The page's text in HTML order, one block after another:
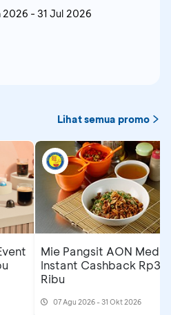
2026 - 31 Jul 2026
Lihat semua promo
Mie Pangsit AON
Instant Cashback Rp35
Ribu
07 Agu 2026 - 31 Okt 2026